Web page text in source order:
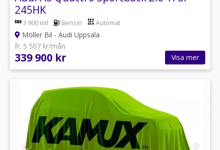
245HK
3 900 mil Bensin Automat
Möller Bil - Audi Uppsala
fr. 5 507 kr/mån
339 900 kr Visa mer